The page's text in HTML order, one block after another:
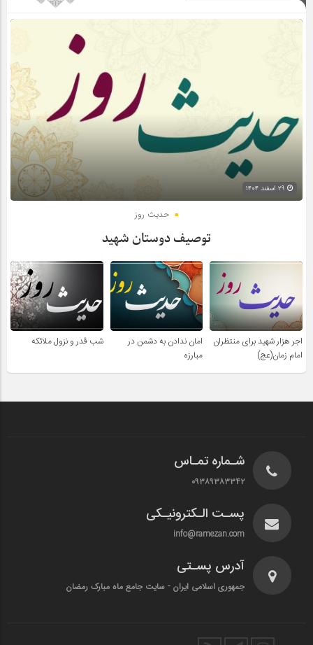
حدیث روز
توصیف دوستان شهید
اجر هزار شهید برای منتظران
امام زمان(عج)
امان ندادن به دشمن در
مبارزه
شب قدر و نزول ملائکه
شـماره تمـاس
۰۹۳۸۹۳۸۳۳۴۲
پسـت الـکترونیـکی
info@ramezan.com
آدرس پسـتی
جمهوری اسلامی ایران - سایت جامع ماه مبارک رمضان